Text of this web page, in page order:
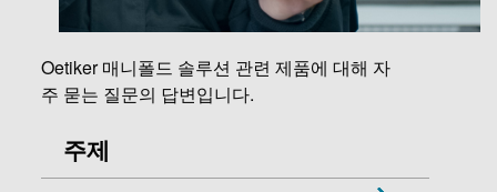
Oetiker 매니폴드 솔루션 관련 제품에 대해 자
주 묻는 질문의 답변입니다.
주제